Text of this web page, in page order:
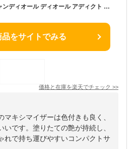
【メール便可】クリスチャンディオール ディオール アディクト リップ マキシマイザー 6ml #001 ピンク
品をサイトでみる
価格と在庫を楽天でチェック >>
マキシマイザーは色付きも良く、
いです。塗りたての艶が持続し、
れで持ち運びやすいコンパクトサ